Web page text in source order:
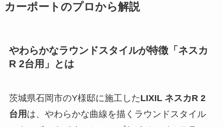
カーポートのプロから解説
やわらかなラウンドスタイルが特徴「ネスカ
R 2台用」とは
茨城県石岡市のY様邸に施工したLIXIL ネスカR 2
台用 は、やわらかな曲線を描くラウンドスタイル